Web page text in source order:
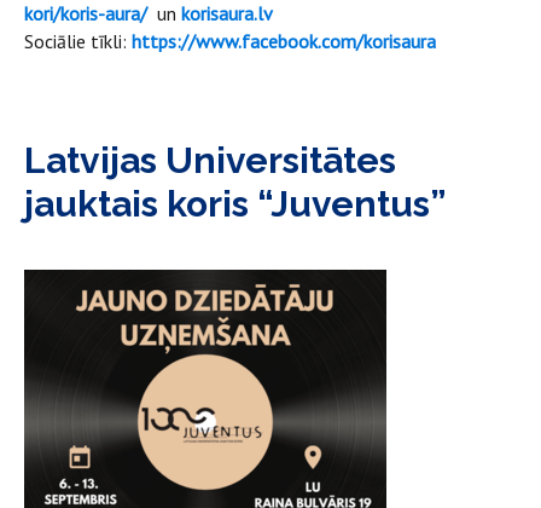
kori/koris-aura/un korisaura.lv
Sociālie tīkli: https://www.facebook.com/korisaura
Latvijas Universitātes
jauktais koris “Juventus”